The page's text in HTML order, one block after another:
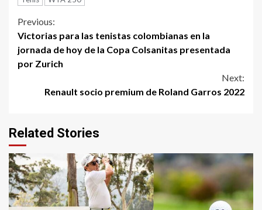
Continue
Reading
Previous:
Victorias para las tenistas colombianas en la
jornada de hoy de la Copa Colsanitas presentada
por Zurich
Next:
Renault socio premium de Roland Garros 2022
Related Stories